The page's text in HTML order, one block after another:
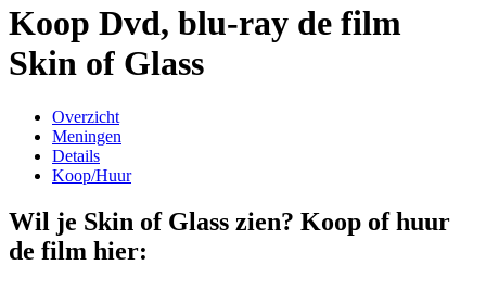
Koop Dvd, blu-ray de film
Skin of Glass
Overzicht
Meningen
Details
Koop/Huur
Wil je Skin of Glass zien? Koop of huur
de film hier: